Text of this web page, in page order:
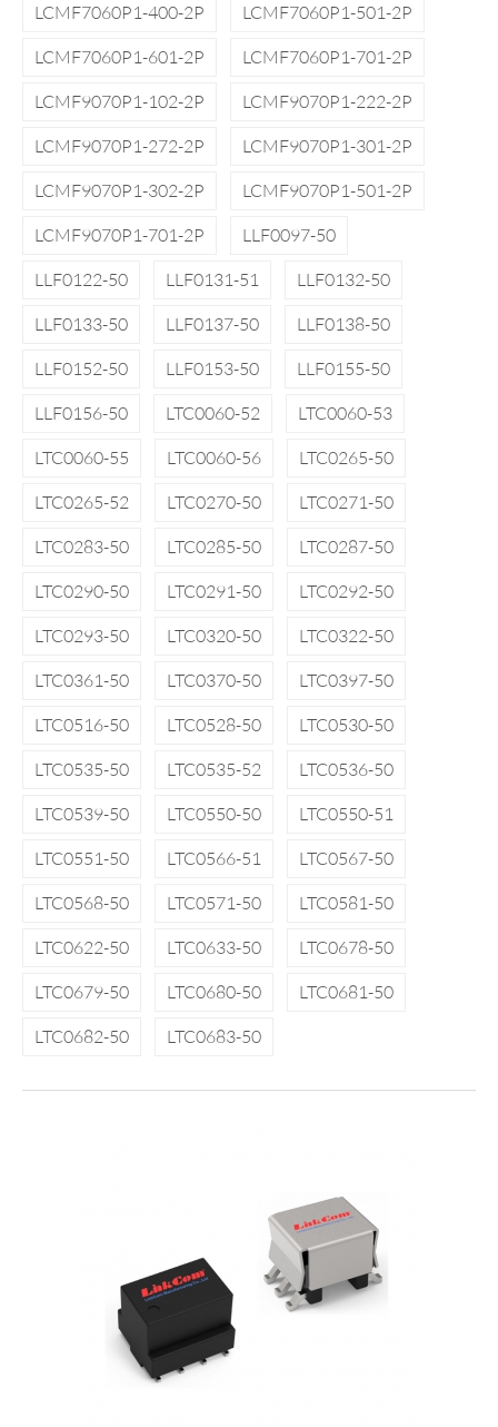
LCMF7060P1-400-2P
LCMF7060P1-501-2P
LCMF7060P1-601-2P
LCMF7060P1-701-2P
LCMF9070P1-102-2P
LCMF9070P1-222-2P
LCMF9070P1-272-2P
LCMF9070P1-301-2P
LCMF9070P1-302-2P
LCMF9070P1-501-2P
LCMF9070P1-701-2P
LLF0097-50
LLF0122-50
LLF0131-51
LLF0132-50
LLF0133-50
LLF0137-50
LLF0138-50
LLF0152-50
LLF0153-50
LLF0155-50
LLF0156-50
LTC0060-52
LTC0060-53
LTC0060-55
LTC0060-56
LTC0265-50
LTC0265-52
LTC0270-50
LTC0271-50
LTC0283-50
LTC0285-50
LTC0287-50
LTC0290-50
LTC0291-50
LTC0292-50
LTC0293-50
LTC0320-50
LTC0322-50
LTC0361-50
LTC0370-50
LTC0397-50
LTC0516-50
LTC0528-50
LTC0530-50
LTC0535-50
LTC0535-52
LTC0536-50
LTC0539-50
LTC0550-50
LTC0550-51
LTC0551-50
LTC0566-51
LTC0567-50
LTC0568-50
LTC0571-50
LTC0581-50
LTC0622-50
LTC0633-50
LTC0678-50
LTC0679-50
LTC0680-50
LTC0681-50
LTC0682-50
LTC0683-50